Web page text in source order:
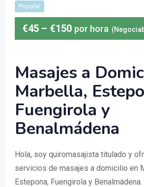
Popular
€45 – €150 por hora
Masajes a
Marbella,
Fuengirola y
Benalmádena
Hola, soy quiromasajista titulado y
servicios de masajes a domicilio en
Estepona, Fuengirola y